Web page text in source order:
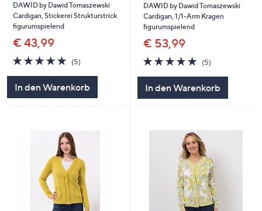
DAWID by Dawid Tomaszewski
Cardigan, Stickerei Strukturstrick
figurumspielend
€ 43,99
5.0
von
(5)5
In den Warenkorb
DAWID by Dawid Tomaszewski
Cardigan, 1/1-Arm Kragen
figurumspielend
€ 53,99
5.0
von
(5)5
In den Warenkorb